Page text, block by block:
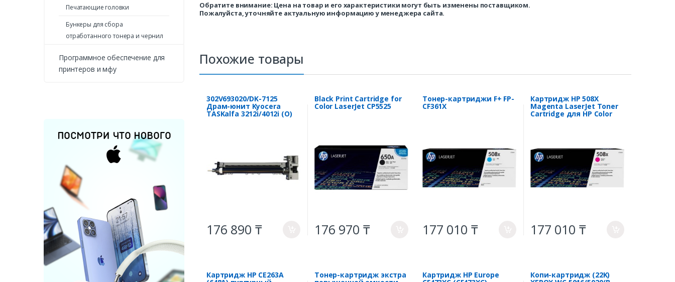
Печатающие головки
Бункеры для сбора
отработанного тонера и чернил
Программное обеспечение для
принтеров и мфу
Обратите внимание: Цена на товар и его характеристики могут быть изменены поставщиком.
Пожалуйста, уточняйте актуальную информацию у менеджера сайта.
Похожие товары
302V693020/DK-7125
Драм-юнит Kyocera
TASKalfa 3212i/4012i (O)
176 890 ₸
Black Print Cartridge for
Color LaserJet CP5525
176 970 ₸
Тонер-картриджи F+ FP-
CF361X
177 010 ₸
Картридж HP 508X
Magenta LaserJet Toner
Cartridge для HP Color
177 010 ₸
Картридж HP CE263A Тонер-картридж экстра Картридж HP Europe Копи-картридж (22K)